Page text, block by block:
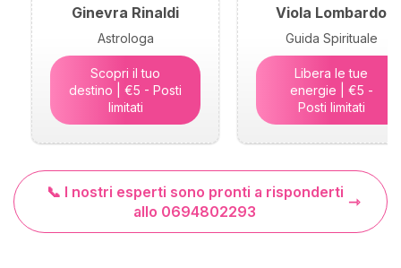
Ginevra Rinaldi
Astrologa
Scopri il tuo
destino | €5 - Posti
limitati
Viola Lombardo
Guida Spirituale
Libera le tue
energie | €5 -
Posti limitati
📞 I nostri esperti sono pronti a risponderti
allo 0694802293